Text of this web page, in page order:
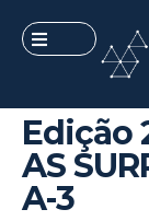
Edição
AS
A-3